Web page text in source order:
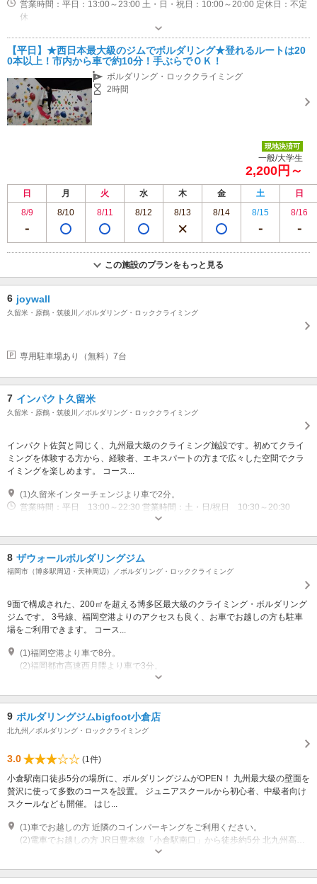
営業時間：平日：13:00～23:00 土・日・祝日：10:00～20:00 定休日：不定
休
【平日】★西日本最大級のジムでボルダリング★登れるルートは20
0本以上！市内から車で約10分！手ぶらでＯＫ！
ボルダリング・ロッククライミング
2時間
現地決済可
一般/大学生
2,200円～
日 月 火 水 木 金 土
日
8/9
8/10 8/11 8/12 8/13 8/14 8/15 8/16
この施設のプランをもっと見る
6 joywall
久留米・原鶴・筑後川／ボルダリング・ロッククライミング
専用駐車場あり（無料）7台
7 インパクト久留米
久留米・原鶴・筑後川／ボルダリング・ロッククライミング
インパクト佐賀と同じく、九州最大級のクライミング施設です。初めてクライ
ミングを体験する方から、経験者、エキスパートの方まで広々した空間でクラ
イミングを楽しめます。 コース...
(1)久留米インターチェンジより車で2分。
営業時間：平日 13:00～22:30 営業時間：土・日/祝日 10:30～20:30
8 ザウォールボルダリングジム
福岡市（博多駅周辺・天神周辺）／ボルダリング・ロッククライミング
9面で構成された、200㎡を超える博多区最大級のクライミング・ボルダリング
ジムです。 3号線、福岡空港よりのアクセスも良く、お車でお越しの方も駐車
場をご利用できます。 コース...
(1)福岡空港より車で8分。
(2)福岡都市高速西月隈より車で3分。
営業時間：平日 13:00～22:30 営業時間：土・日/祝日 10:30～20:30
9 ボルダリングジムbigfoot小倉店
北九州／ボルダリング・ロッククライミング
3.0
(1件)
小倉駅南口徒歩5分の場所に、ボルダリングジムがOPEN！ 九州最大級の壁面を
贅沢に使って多数のコースを設置。 ジュニアスクールから初心者、中級者向け
スクールなども開催。 はじ...
(1)車でお越しの方 近隣のコインパーキングをご利用ください。
営業時間：平日:14:00-23:00 土日祝日:11:00-23:00 定休日：不定休